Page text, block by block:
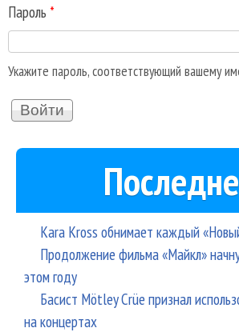
Пароль *
Укажите пароль, соответствующий вашему
Kara Kross обнимает каждый
Продолжение фильма «Майкл»
этом году
Басист Mötley Crüe признал
на концертах